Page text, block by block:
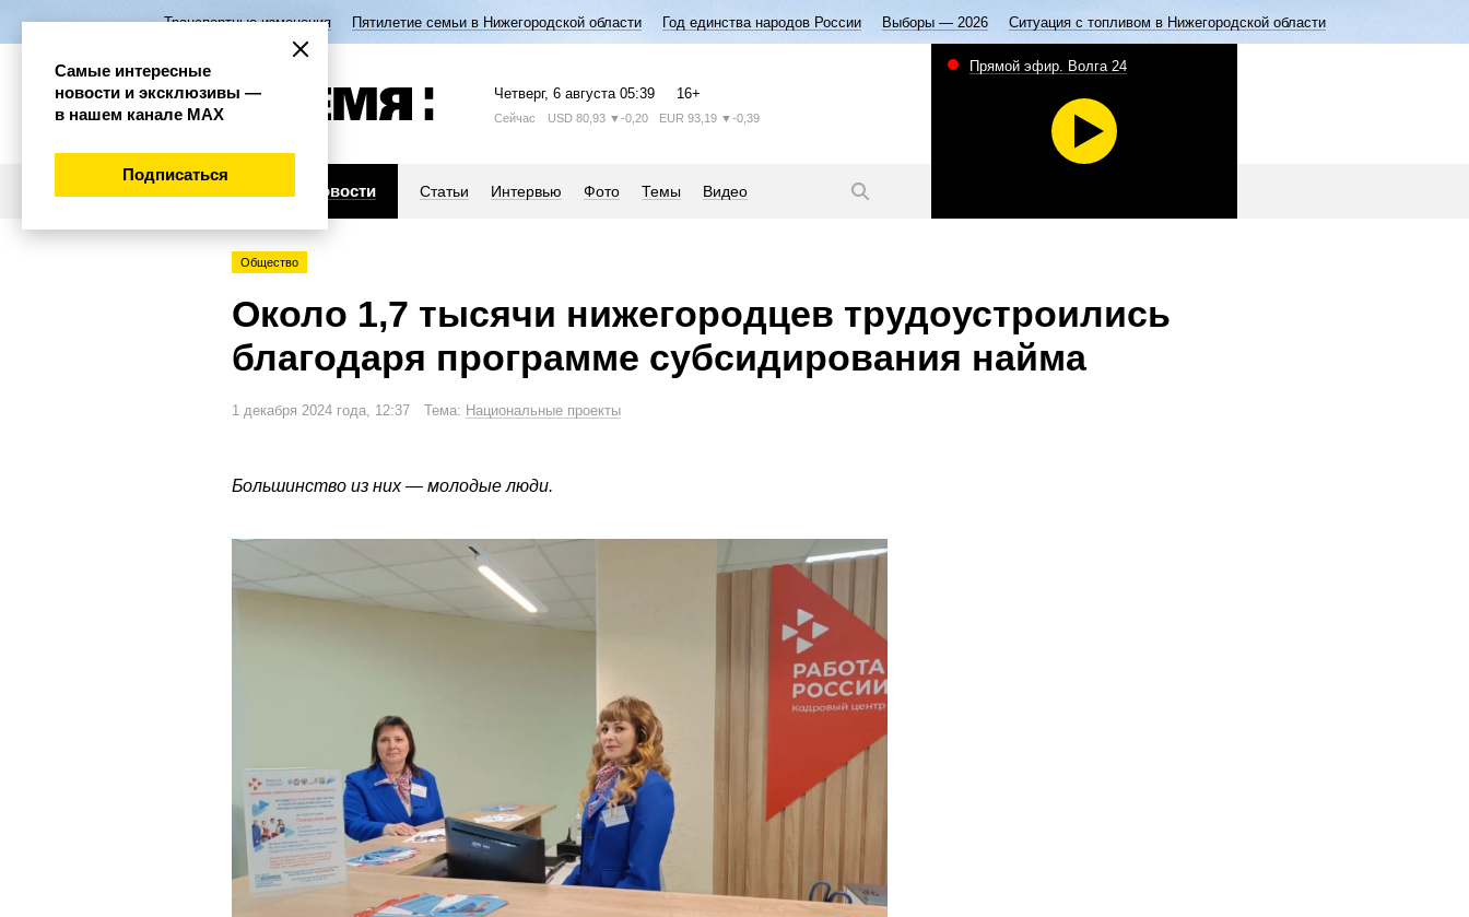
Транспортные изменения Пятилетие семьи в Нижегородской области Год единства народов России Выборы — 2026 Ситуация с топливом в Нижегородской области
Четверг, 6 августа 05:39 16+
Сейчас USD 80,93 ▼-0,20 EUR 93,19 ▼-0,39
Новости Статьи Интервью Фото Темы Видео
Прямой эфир. Волга 24
Общество
Около 1,7 тысячи нижегородцев трудоустроились
благодаря программе субсидирования найма
1 декабря 2024 года, 12:37 Тема: Национальные проекты
Большинство из них — молодые люди.
Самые интересные
новости и эксклюзивы —
в нашем канале МАХ
Подписаться